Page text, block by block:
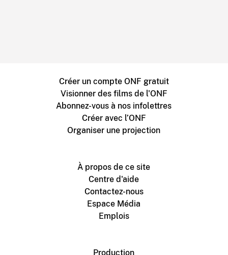
Créer un compte ONF gratuit
Visionner des films de l'ONF
Abonnez-vous à nos infolettres
Créer avec l’ONF
Organiser une projection
À propos de ce site
Centre d'aide
Contactez-nous
Espace Média
Emplois
Production